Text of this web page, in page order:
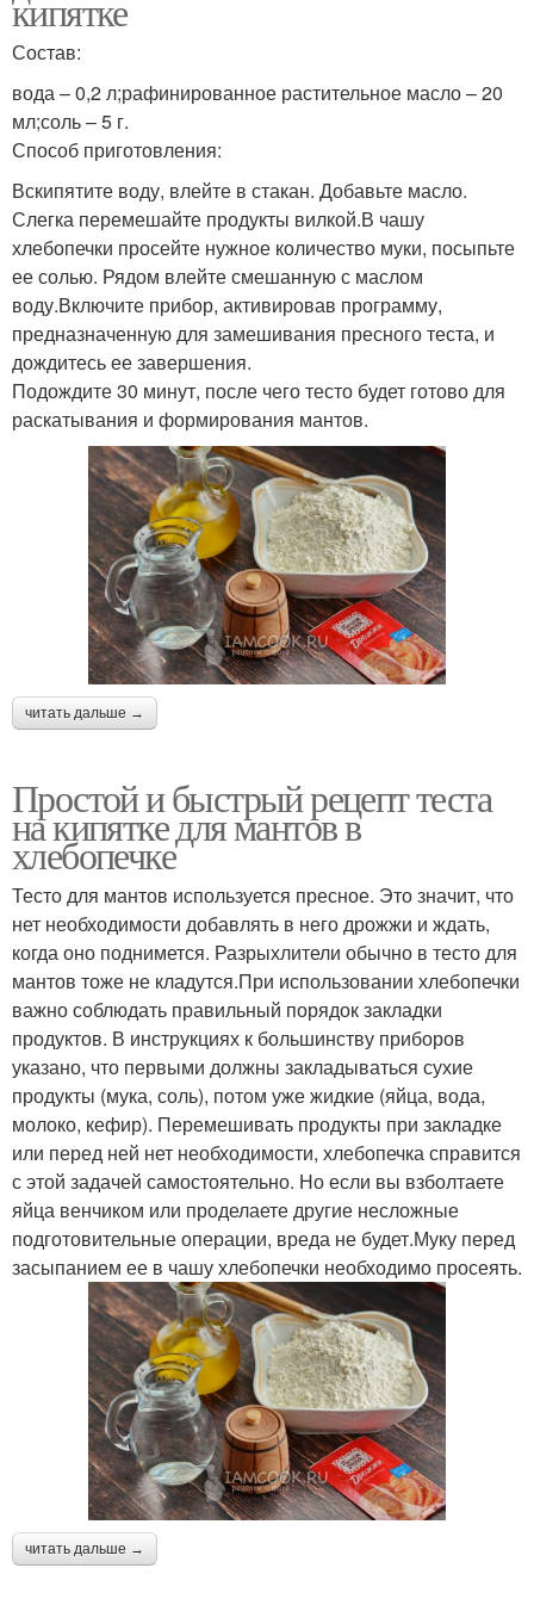
кипятке
Состав:
вода – 0,2 л;рафинированное растительное масло – 20
мл;соль – 5 г.
Способ приготовления:
Вскипятите воду, влейте в стакан. Добавьте масло.
Слегка перемешайте продукты вилкой.В чашу
хлебопечки просейте нужное количество муки, посыпьте
ее солью. Рядом влейте смешанную с маслом
воду.Включите прибор, активировав программу,
предназначенную для замешивания пресного теста, и
дождитесь ее завершения.
Подождите 30 минут, после чего тесто будет готово для
раскатывания и формирования мантов.
читать дальше →
Простой и быстрый рецепт теста
на кипятке для мантов в
хлебопечке
Тесто для мантов используется пресное. Это значит, что
нет необходимости добавлять в него дрожжи и ждать,
когда оно поднимется. Разрыхлители обычно в тесто для
мантов тоже не кладутся.При использовании хлебопечки
важно соблюдать правильный порядок закладки
продуктов. В инструкциях к большинству приборов
указано, что первыми должны закладываться сухие
продукты (мука, соль), потом уже жидкие (яйца, вода,
молоко, кефир). Перемешивать продукты при закладке
или перед ней нет необходимости, хлебопечка справится
с этой задачей самостоятельно. Но если вы взболтаете
яйца венчиком или проделаете другие несложные
подготовительные операции, вреда не будет.Муку перед
засыпанием ее в чашу хлебопечки необходимо просеять.
читать дальше →